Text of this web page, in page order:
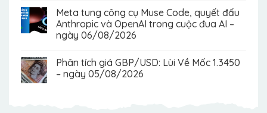
Meta tung công cụ Muse Code, quyết đấu
Anthropic và OpenAI trong cuộc đua AI –
ngày 06/08/2026
Phân tích giá GBP/USD: Lùi Về Mốc 1.3450
– ngày 05/08/2026